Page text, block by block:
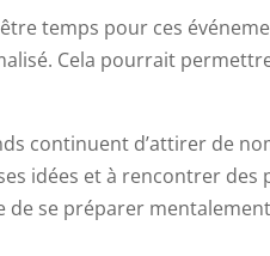
temps pour ces
Cela pourrait
continuent d’attirer de
idées et à rencontrer
se préparer